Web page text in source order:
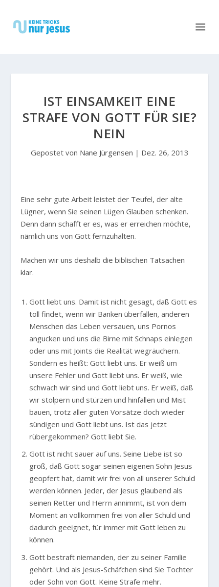
IST EINSAMKEIT EINE
STRAFE VON GOTT FÜR SIE?
NEIN
Gepostet von Nane Jürgensen | Dez. 26, 2013
Eine sehr gute Arbeit leistet der Teufel, der alte
Lügner, wenn Sie seinen Lügen Glauben schenken.
Denn dann schafft er es, was er erreichen möchte,
nämlich uns von Gott fernzuhalten.
Machen wir uns deshalb die biblischen Tatsachen
klar.
Gott liebt uns. Damit ist nicht gesagt, daß Gott es
toll findet, wenn wir Banken überfallen, anderen
Menschen das Leben versauen, uns Pornos
angucken und uns die Birne mit Schnaps einlegen
oder uns mit Joints die Realität wegräuchern.
Sondern es heißt: Gott liebt uns. Er weiß um
unsere Fehler und Gott liebt uns. Er weiß, wie
schwach wir sind und Gott liebt uns. Er weiß, daß
wir stolpern und stürzen und hinfallen und Mist
bauen, trotz aller guten Vorsätze doch wieder
sündigen und Gott liebt uns. Ist das jetzt
rübergekommen? Gott liebt Sie.
Gott ist nicht sauer auf uns. Seine Liebe ist so
groß, daß Gott sogar seinen eigenen Sohn Jesus
geopfert hat, damit wir frei von all unserer Schuld
werden können. Jeder, der Jesus glaubend als
seinen Retter und Herrn annimmt, ist von dem
Moment an vollkommen frei von aller Schuld und
dadurch geeignet, für immer mit Gott leben zu
können.
Gott bestraft niemanden, der zu seiner Familie
gehört. Und als Jesus-Schäfchen sind Sie Tochter
oder Sohn von Gott. Keine Strafe mehr.